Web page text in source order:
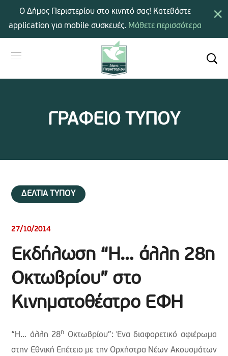
ΓΡΑΦΕΙΟ ΤΥΠΟΥ
ΔΕΛΤΙΑ ΤΥΠΟΥ
27/10/2014
Εκδήλωση “Η… άλλη 28η
Οκτωβρίου” στο
Κινηματοθέατρο ΕΦΗ
“Η… άλλη 28η
Οκτωβρίου”: Ένα διαφορετικό αφιέρωμα
στην Εθνική Επέτειο με την Ορχήστρα Νέων Ακουσμάτων
×
Ο Δήμος Περιστερίου στο κινητό σας! Κατεβάστε
application για mobile συσκευές. Μάθετε περισσότερα